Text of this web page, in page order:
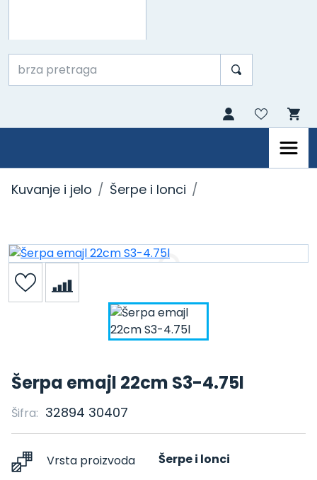
Kuvanje i jelo Šerpe i lonci
Šerpa emajl 22cm S3-4.75l
Šifra: 32894 30407
Vrsta proizvoda Šerpe i lonci